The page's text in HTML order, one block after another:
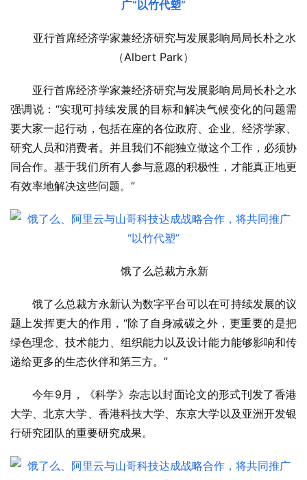
亚行首席经济学家兼经济研究与发展影响局局长朴之水
（Albert Park）
亚行首席经济学家兼经济研究与发展影响局局长朴之水
强调说：“实现可持续发展的目标和解决气候变化的问题需
要大家一起行动，包括在座的各位政府、企业、经济学家、
研究人员和消费者。并且我们不能独立做这个工作，必须协
同合作。基于我们所有人参与意愿的积极性，才能真正地更
有效率地解决这些问题。”
饿了么总裁方永新
饿了么总裁方永新认为数字平台可以在可持续发展的议
题上发挥更大的作用，“除了自身减碳之外，更重要的是把
绿色理念、技术能力、组织能力以及设计能力能够影响和传
递给更多的生态伙伴和第三方。”
今年9月，《科学》杂志以封面论文的形式刊发了香港
大学、北京大学、香港科技大学、东京大学以及亚洲开发银
行研究团队的重要研究成果。